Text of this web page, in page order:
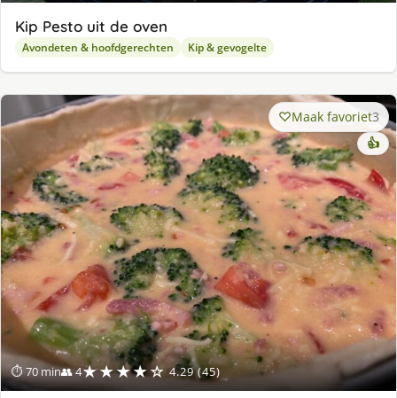
Kip Pesto uit de oven
Avondeten & hoofdgerechten Kip & gevogelte
⏱ 70 min👥 4★★★★☆ 4.29 (45)
Maak favoriet3
👍